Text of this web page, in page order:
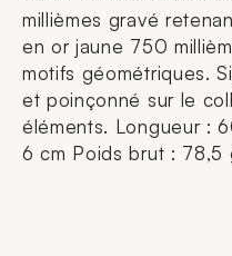
millièmes gravé
en or jaune 750
motifs géométriques.
et poinçonné sur le
éléments. Longueur :
6 cm Poids brut : 78,5